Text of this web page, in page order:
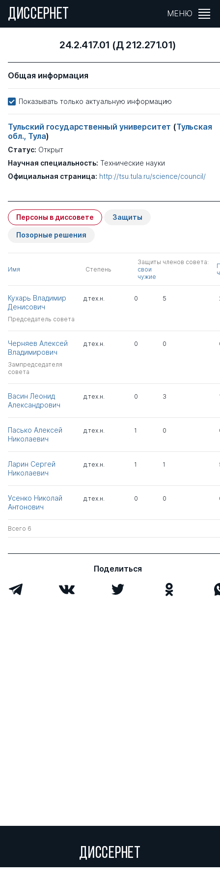
ДИССЕРНЕТ МЕНЮ
24.2.417.01 (Д 212.271.01)
Общая информация
Показывать только актуальную информацию
Тульский государственный университет (Тульская
обл., Тула)
Статус: Открыт
Научная специальность: Технические науки
Официальная страница: http://tsu.tula.ru/science/council/
Персоны в диссовете Защиты
Позорные решения
Имя Степень
Защиты членов совета:
свои
чужие
Кухарь Владимир
Денисович
Председатель совета
д.тех.н. 0 5
Черняев Алексей
Владимирович
Зампредседателя
совета
д.тех.н. 0 0
Васин Леонид
Александрович
д.тех.н. 0 3
Пасько Алексей
Николаевич
д.тех.н. 1 0
Ларин Сергей
Николаевич
д.тех.н. 1 1
Усенко Николай
Антонович
д.тех.н. 0 0
Всего 6
Поделиться
ДИССЕРНЕТ